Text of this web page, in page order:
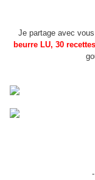
Je partage avec
beurre LU, 30